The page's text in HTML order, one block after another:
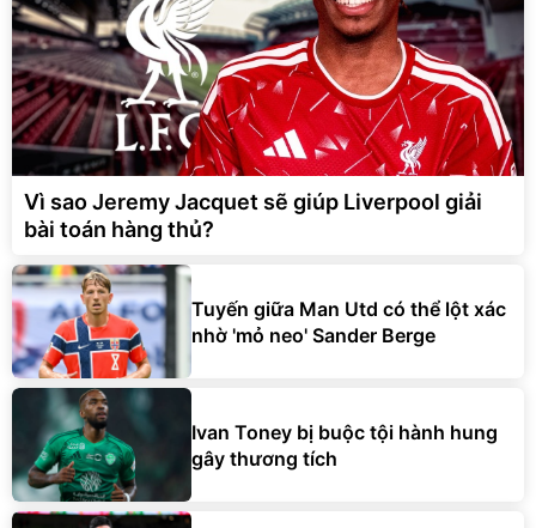
Vì sao Jeremy Jacquet sẽ giúp Liverpool giải
bài toán hàng thủ?
Tuyến giữa Man Utd có thể lột xác
nhờ 'mỏ neo' Sander Berge
Ivan Toney bị buộc tội hành hung
gây thương tích